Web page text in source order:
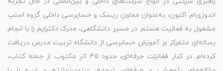
اندوزی‌ام. اکنون، به‌عنوان معاونِ ریسک و حسابرسی داخلی گروه اسنپ
مشغول به فعالیت هستم. در مسیر دانشگاهی، مدرک دکترایم را با انجام
رساله‌ای متمرکز بر آموزشِ حسابرسی از دانشگاه تربیت مدرس دریافت
کرده‌ام. در کنار فعّالیّت حرفه‌ای، حدود 45 اثرِ مکتوب از جمله کتاب،